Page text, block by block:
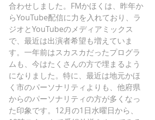
合わせしました。FMかほくは、昨年か
らYouTube配信に力を入れており、ラ
ジオとYouTubeのメディアミックス
で、最近は出演者希望も増えていま
す。一年前はスカスカだったプログラ
ムも、今はたくさんの方で埋まるよう
になりました。特に、最近は地元かほ
く市のパーソナリティよりも、他府県
からのパーソナリティの方が多くなっ
た印象です。12月の1日水曜日から、